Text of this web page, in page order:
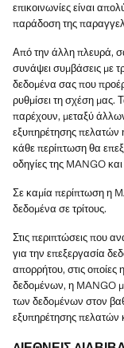
επικοινωνίες είναι
παράδοση της
Από την άλλη πλευρά,
συνάψει συμβάσεις με
δεδομένα σας που
ρυθμίσει τη σχέση μας.
παρέχουν, μεταξύ
εξυπηρέτησης πελατών
κάθε περίπτωση θα
οδηγίες της MANGO
Σε καμία περίπτωση η
δεδομένα σε τρίτους.
Στις περιπτώσεις που
για την επεξεργασία
απορρήτου, στις οποίες
δεδομένων, η MANGO
των δεδομένων στον
εξυπηρέτησης πελατών